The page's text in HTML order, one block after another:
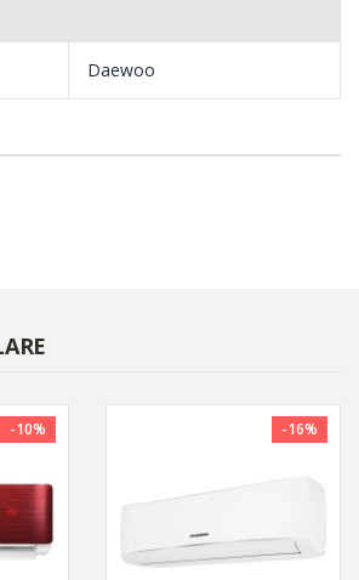
Daewoo
-10% -16%